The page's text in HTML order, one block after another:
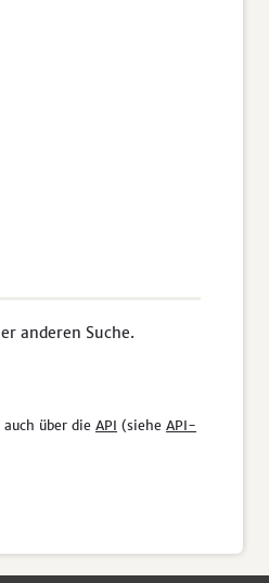
anderen Suche.
über die API (siehe API-